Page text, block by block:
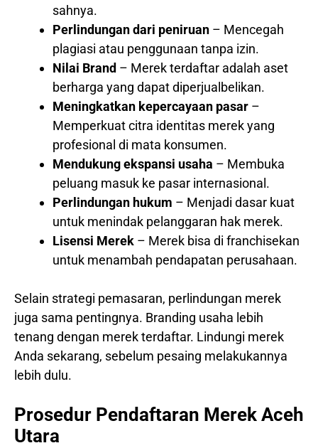
sahnya.
Perlindungan dari peniruan – Mencegah
plagiasi atau penggunaan tanpa izin.
Nilai Brand – Merek terdaftar adalah aset
berharga yang dapat diperjualbelikan.
Meningkatkan kepercayaan pasar –
Memperkuat citra identitas merek yang
profesional di mata konsumen.
Mendukung ekspansi usaha – Membuka
peluang masuk ke pasar internasional.
Perlindungan hukum – Menjadi dasar kuat
untuk menindak pelanggaran hak merek.
Lisensi Merek – Merek bisa di franchisekan
untuk menambah pendapatan perusahaan.
Selain strategi pemasaran, perlindungan merek
juga sama pentingnya. Branding usaha lebih
tenang dengan merek terdaftar. Lindungi merek
Anda sekarang, sebelum pesaing melakukannya
lebih dulu.
Prosedur Pendaftaran Merek Aceh
Utara